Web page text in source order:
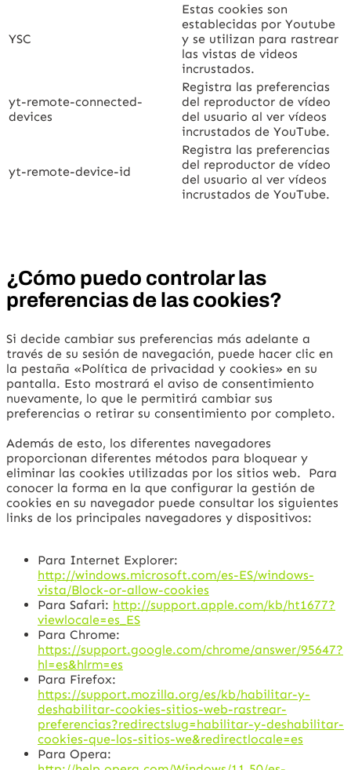
YSC
Estas cookies son
establecidas por Youtube
y se utilizan para rastrear
las vistas de videos
incrustados.
yt-remote-connected-
devices
Registra las preferencias
del reproductor de vídeo
del usuario al ver vídeos
incrustados de YouTube.
yt-remote-device-id
Registra las preferencias
del reproductor de vídeo
del usuario al ver vídeos
incrustados de YouTube.
¿Cómo puedo controlar las
preferencias de las cookies?
Si decide cambiar sus preferencias más adelante a
través de su sesión de navegación, puede hacer clic en
la pestaña «Política de privacidad y cookies» en su
pantalla. Esto mostrará el aviso de consentimiento
nuevamente, lo que le permitirá cambiar sus
preferencias o retirar su consentimiento por completo.
Además de esto, los diferentes navegadores
proporcionan diferentes métodos para bloquear y
eliminar las cookies utilizadas por los sitios web. Para
conocer la forma en la que configurar la gestión de
cookies en su navegador puede consultar los siguientes
links de los principales navegadores y dispositivos:
Para Internet Explorer:
http://windows.microsoft.com/es-ES/windows-
vista/Block-or-allow-cookies
Para Safari: http://support.apple.com/kb/ht1677?
viewlocale=es_ES
Para Chrome:
https://support.google.com/chrome/answer/95647?
hl=es&hlrm=es
Para Firefox:
https://support.mozilla.org/es/kb/habilitar-y-
deshabilitar-cookies-sitios-web-rastrear-
preferencias?redirectslug=habilitar-y-deshabilitar-
cookies-que-los-sitios-we&redirectlocale=es
Para Opera: